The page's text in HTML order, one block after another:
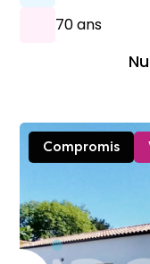
70 ans
Compromis